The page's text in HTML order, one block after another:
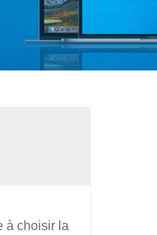
à choisir la